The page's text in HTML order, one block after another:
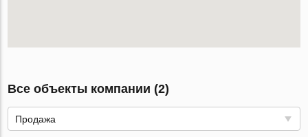
Все объекты компании (2)
Продажа